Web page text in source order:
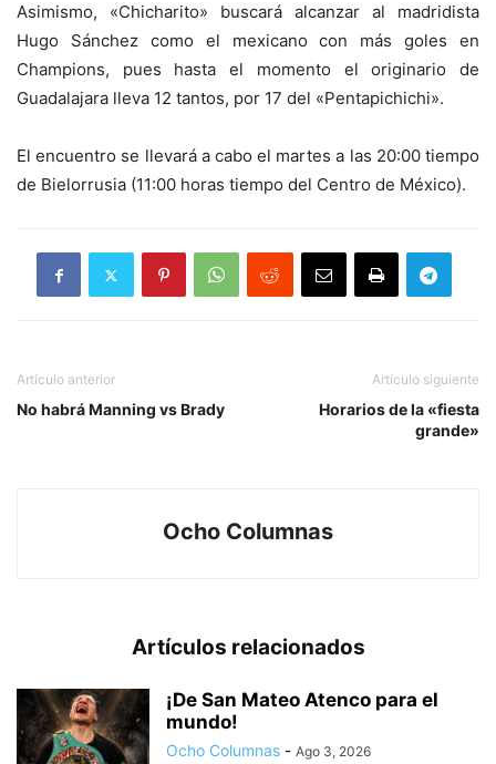
Asimismo, «Chicharito» buscará alcanzar al madridista
Hugo Sánchez como el mexicano con más goles en
Champions, pues hasta el momento el originario de
Guadalajara lleva 12 tantos, por 17 del «Pentapichichi».
El encuentro se llevará a cabo el martes a las 20:00 tiempo
de Bielorrusia (11:00 horas tiempo del Centro de México).
Artículo anterior
No habrá Manning vs Brady
Artículo siguiente
Horarios de la «fiesta
grande»
Ocho Columnas
Artículos relacionados
¡De San Mateo Atenco para el
mundo!
Ocho Columnas - Ago 3, 2026